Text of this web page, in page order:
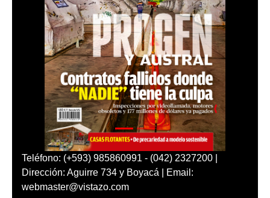
Teléfono: (+593) 985860991 - (042) 2327200 |
Dirección: Aguirre 734 y Boyacá | Email:
webmaster@vistazo.com